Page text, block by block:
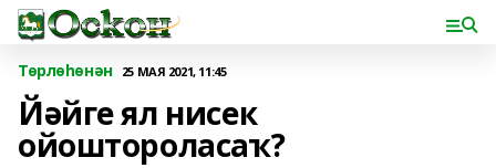
Төрлөһөнән 25 МАЯ 2021, 11:45
Йәйге ял нисек
ойоштороласаҡ?